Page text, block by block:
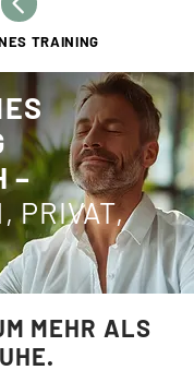
TRAINING
–
PRIVAT,
MEHR ALS